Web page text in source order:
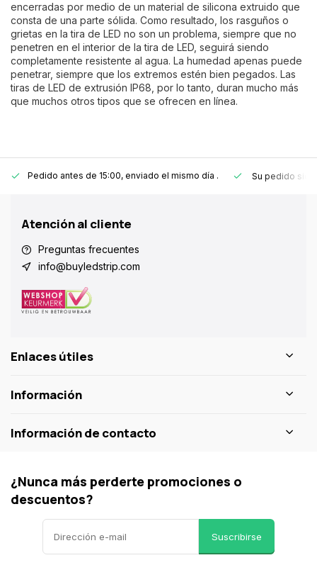
encerradas por medio de un material de silicona extruido que
consta de una parte sólida. Como resultado, los rasguños o
grietas en la tira de LED no son un problema, siempre que no
penetren en el interior de la tira de LED, seguirá siendo
completamente resistente al agua. La humedad apenas puede
penetrar, siempre que los extremos estén bien pegados. Las
tiras de LED de extrusión IP68, por lo tanto, duran mucho más
que muchos otros tipos que se ofrecen en línea.
Pedido antes de 15:00, enviado el mismo día . Su pedido
Atención al cliente
Preguntas frecuentes
info@buyledstrip.com
Enlaces útiles
Información
Información de contacto
¿Nunca más perderte promociones o
descuentos?
Suscribirse